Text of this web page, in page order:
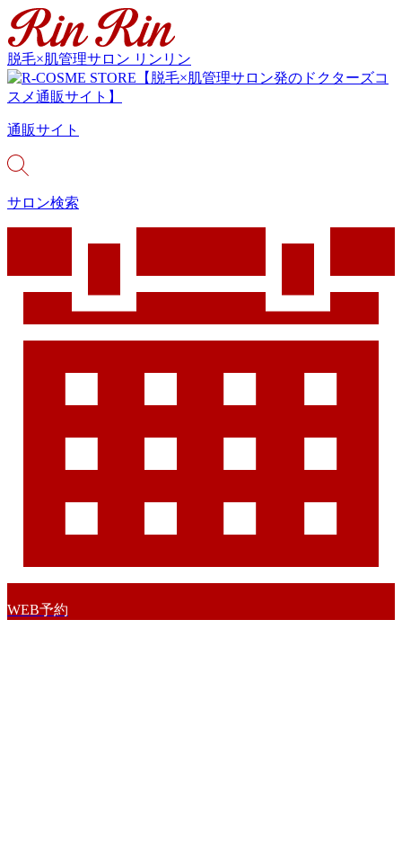
脱毛×肌管理サロン リンリン
通販サイト
サロン検索
WEB予約